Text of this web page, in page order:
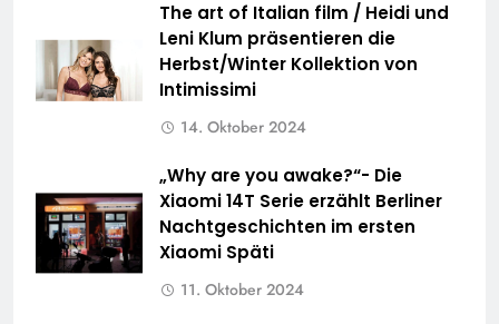
The art of Italian film / Heidi und
Leni Klum präsentieren die
Herbst/Winter Kollektion von
Intimissimi
14. Oktober 2024
„Why are you awake?“- Die
Xiaomi 14T Serie erzählt Berliner
Nachtgeschichten im ersten
Xiaomi Späti
11. Oktober 2024